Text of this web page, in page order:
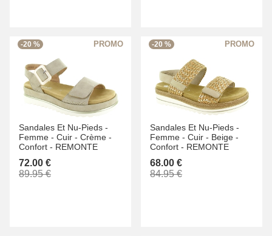
-20 %
Sandales Et Nu-Pieds -
Femme - Cuir - Crème -
Confort - REMONTE
72.00 €
89.95 €
-20 %
Sandales Et Nu-Pieds -
Femme - Cuir - Beige -
Confort - REMONTE
68.00 €
84.95 €